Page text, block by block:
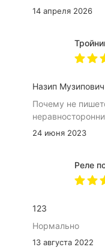
14 апреля 2026
Назип
Почему не
24 июня 2023
123
Нормально
13 августа 2022